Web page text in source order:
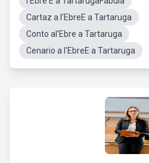
Cartaz a l'EbreE a Tartaruga
Conto al'Ebre a Tartaruga
Cenario a l'EbreE a Tartaruga